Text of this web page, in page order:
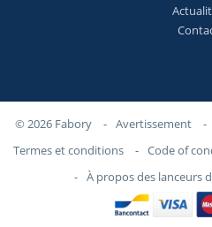
© 2026 Fabory - Avertissement -
Termes et conditions
- Code of
- À propos des lanceurs